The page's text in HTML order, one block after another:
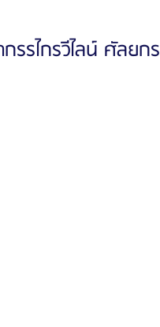
กรรไกรวีไลน์ ศัลย